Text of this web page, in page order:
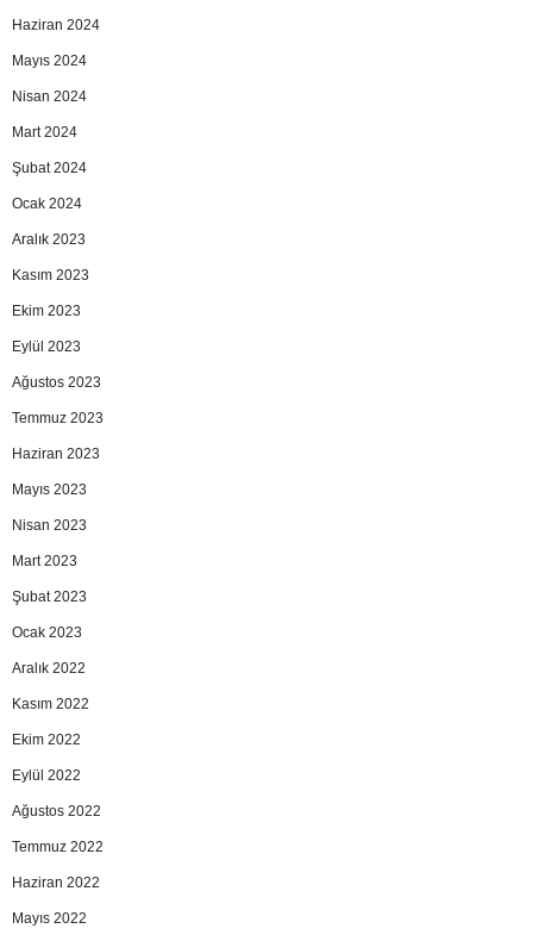
Haziran 2024
Mayıs 2024
Nisan 2024
Mart 2024
Şubat 2024
Ocak 2024
Aralık 2023
Kasım 2023
Ekim 2023
Eylül 2023
Ağustos 2023
Temmuz 2023
Haziran 2023
Mayıs 2023
Nisan 2023
Mart 2023
Şubat 2023
Ocak 2023
Aralık 2022
Kasım 2022
Ekim 2022
Eylül 2022
Ağustos 2022
Temmuz 2022
Haziran 2022
Mayıs 2022